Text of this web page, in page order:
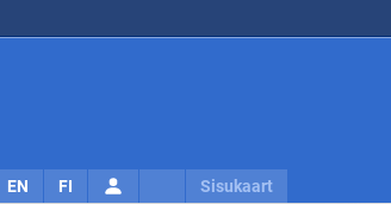
EN FI Sisukaart